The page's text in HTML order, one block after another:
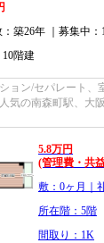
築26年 ｜募集中：
10階建
ョン/セパレート、
気の南森町駅、大
5.8万円
(管理費・共
敷：0ヶ月｜
所在階：5階
間取り：1K